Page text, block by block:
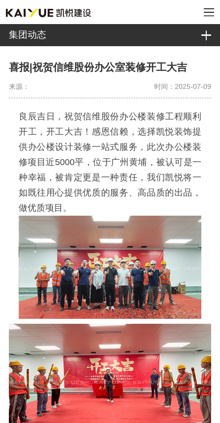
集团动态
喜报|祝贺信维股份办公室装修开工大吉
来源： 时间：2025-07-09
良辰吉日，祝贺信维股份办公楼装修工程顺利
开工，开工大吉！感恩信赖，选择凯悦装饰提
供办公楼设计装修一站式服务，此次办公楼装
修项目近5000平，位于广州黄埔，被认可是一
种幸福，被肯定更是一种责任，我们凯悦将一
如既往用心提供优质的服务、高品质的出品，
做优质项目。